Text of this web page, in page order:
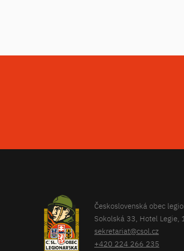
Československá obec
Sokolská 33, Hotel Legie,
sekretariat@csol.cz
+420 224 266 235